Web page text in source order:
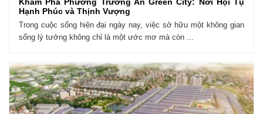
Hạnh Phúc và Thịnh Vượng
Trong cuộc sống hiện đại ngày nay, việc sở hữu một không gian
sống lý tưởng không chỉ là một ước mơ mà còn ...